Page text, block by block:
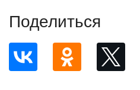
Поделиться